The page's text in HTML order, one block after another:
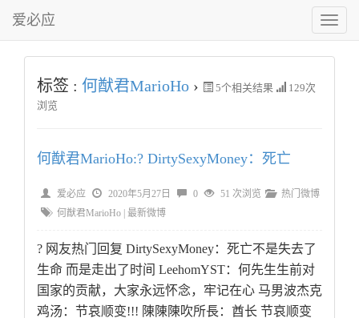
切
换
菜
爱必应
标签 : 何猷君MarioHo › 5个相关结果
129次
浏览
何猷君MarioHo:? DirtySexyMoney：死亡
爱必应 2020年5月27日 0 51 次浏览
热门微博
何猷君MarioHo 最新微博
? 网友热门回复 DirtySexyMoney：死亡不是失去了
生命 而是走出了时间 LeehomYST：何先生生前对
国家的贡献，大家永远怀念，牢记在心 马男波杰克
鸡汤：节哀顺变!!! 陳陳陳吹所長：酋长 节哀顺变